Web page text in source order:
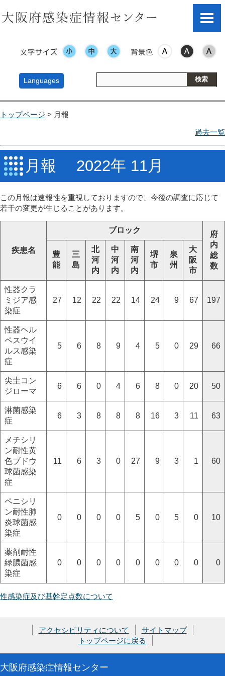
文字サイズ 表示色
Languages
トップページ > 月報
過去一覧
月報 2022年 11月
この月報は速報性を重視しておりますので、今後の調査に応じて
若干の変更が生じることがあります。
疾患名
ブロック
府
内
総
数
豊
能
三
島
北
河
内
中
河
内
南
河
内
堺
市
泉
州
大
阪
市
性器クラ
ミジア感
染症
27 12 22 22 14 24 9 67 197
性器ヘル
ペスウイ
ルス感染
症
5 6 8 9 4 5 0 29 66
尖圭コン
ジローマ
6 6 0 4 6 8 0 20 50
淋菌感染
症
6 3 8 8 8 16 3 11 63
メチシリ
ン耐性黄
色ブドウ
球菌感染
症
11 6 3 0 27 9 3 1 60
ペニシリ
ン耐性肺
炎球菌感
染症
0 0 0 0 5 0 5 0 10
薬剤耐性
緑膿菌感
染症
0 0 0 0 0 0 0 0 0
性感染症及び基幹定点数について
アクセシビリティについて
サイトマップ
トップページに戻る
大阪府感染症情報センター